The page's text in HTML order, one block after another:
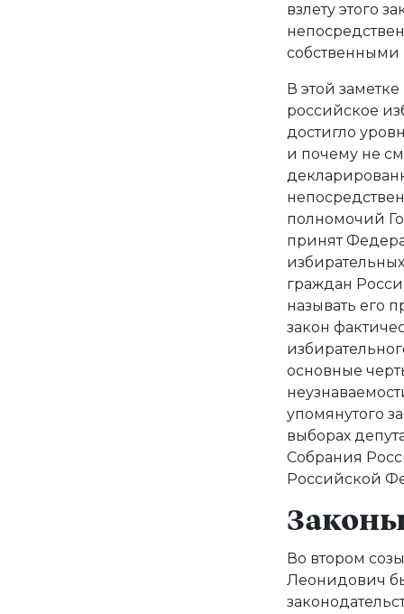
взлету этого
собственными
В этой
российское
достигло
и почему не
полномочий
принят
граждан
называть его
закон
основные
упомянутого
выборах
Собрания
Российской
Законы
Во втором
Леонидович